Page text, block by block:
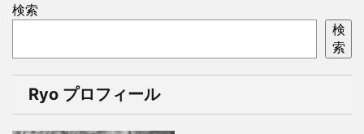
検索
検
索
Ryo プロフィール